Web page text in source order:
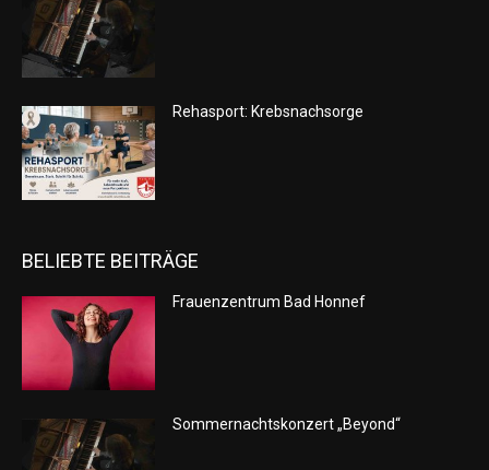
Rehasport: Krebsnachsorge
BELIEBTE BEITRÄGE
Frauenzentrum Bad Honnef
Sommernachtskonzert „Beyond“